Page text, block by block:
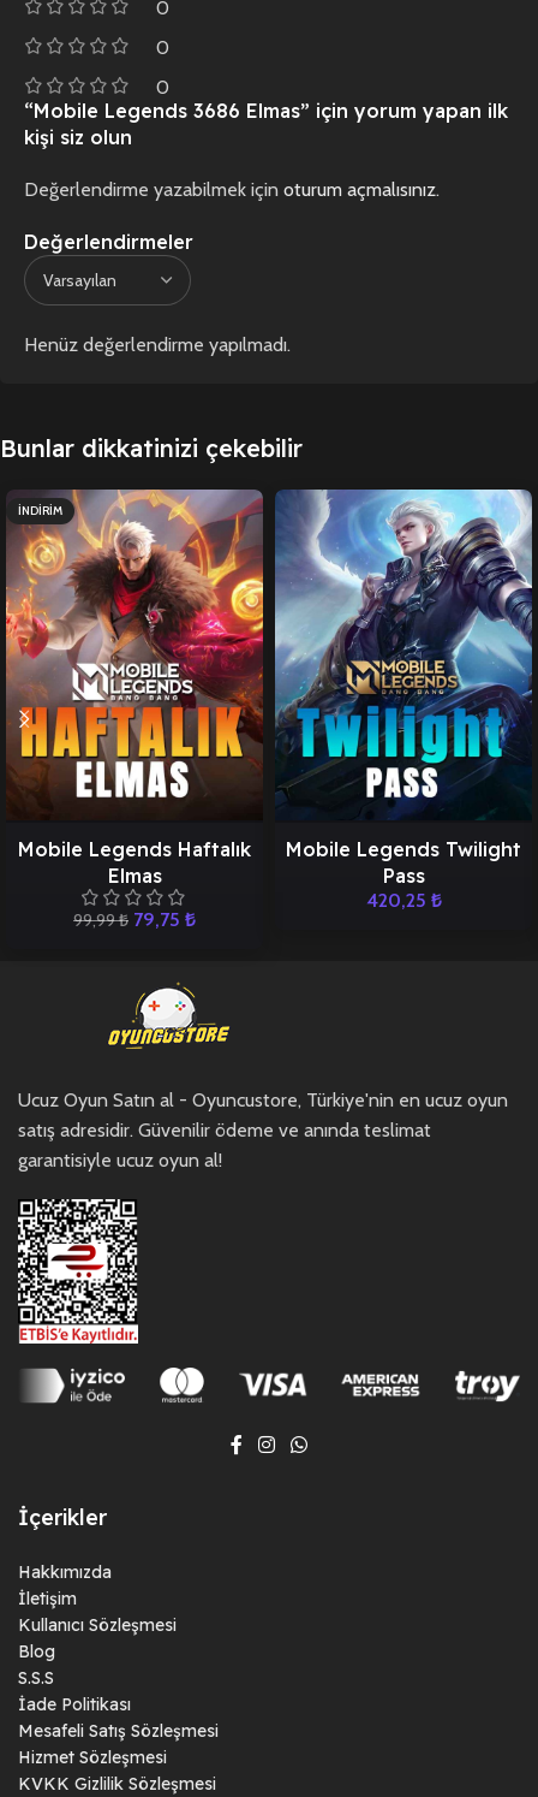
0
0
0
Değerlendirmeler
Henüz değerlendirme yapılmadı.
“Mobile Legends 3686 Elmas” için yorum yapan ilk
kişi siz olun
Değerlendirme yazabilmek için oturum açmalısınız.
Bunlar dikkatinizi çekebilir
İNDIRIM
Mobile Legends Haftalık
Elmas
99,99₺ 79,75 ₺
Mobile Legends Twilight
Pass
420,25 ₺
Ucuz Oyun Satın al - Oyuncustore, Türkiye'nin en ucuz oyun
satış adresidir. Güvenilir ödeme ve anında teslimat
garantisiyle ucuz oyun al!
İçerikler
Hakkımızda
İletişim
Kullanıcı Sözleşmesi
Blog
S.S.S
İade Politikası
Mesafeli Satış Sözleşmesi
Hizmet Sözleşmesi
KVKK Gizlilik Sözleşmesi